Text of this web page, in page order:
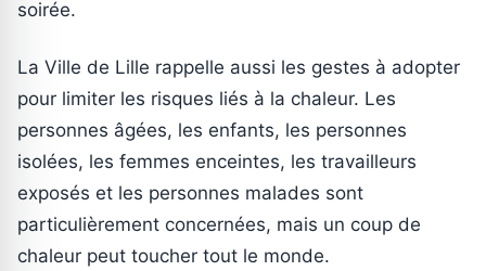
soirée.
La Ville de Lille rappelle aussi les gestes à adopter
pour limiter les risques liés à la chaleur. Les
personnes âgées, les enfants, les personnes
isolées, les femmes enceintes, les travailleurs
exposés et les personnes malades sont
particulièrement concernées, mais un coup de
chaleur peut toucher tout le monde.